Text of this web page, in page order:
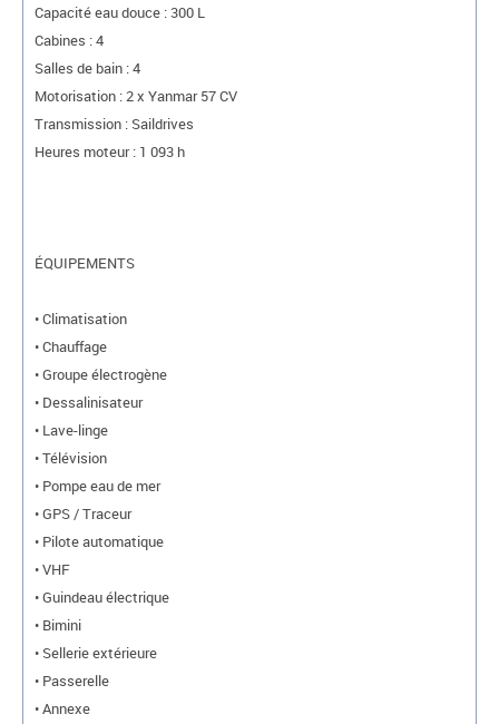
Capacité eau douce : 300 L
Cabines : 4
Salles de bain : 4
Motorisation : 2 x Yanmar 57 CV
Transmission : Saildrives
Heures moteur : 1 093 h
ÉQUIPEMENTS
• Climatisation
• Chauffage
• Groupe électrogène
• Dessalinisateur
• Lave-linge
• Télévision
• Pompe eau de mer
• GPS / Traceur
• Pilote automatique
• VHF
• Guindeau électrique
• Bimini
• Sellerie extérieure
• Passerelle
• Annexe